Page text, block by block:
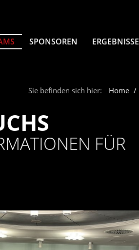
SPONSOREN ERGEBNISSE
Sie befinden sich hier: Home
FÜR